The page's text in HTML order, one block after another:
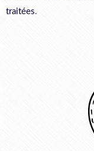
traitées.